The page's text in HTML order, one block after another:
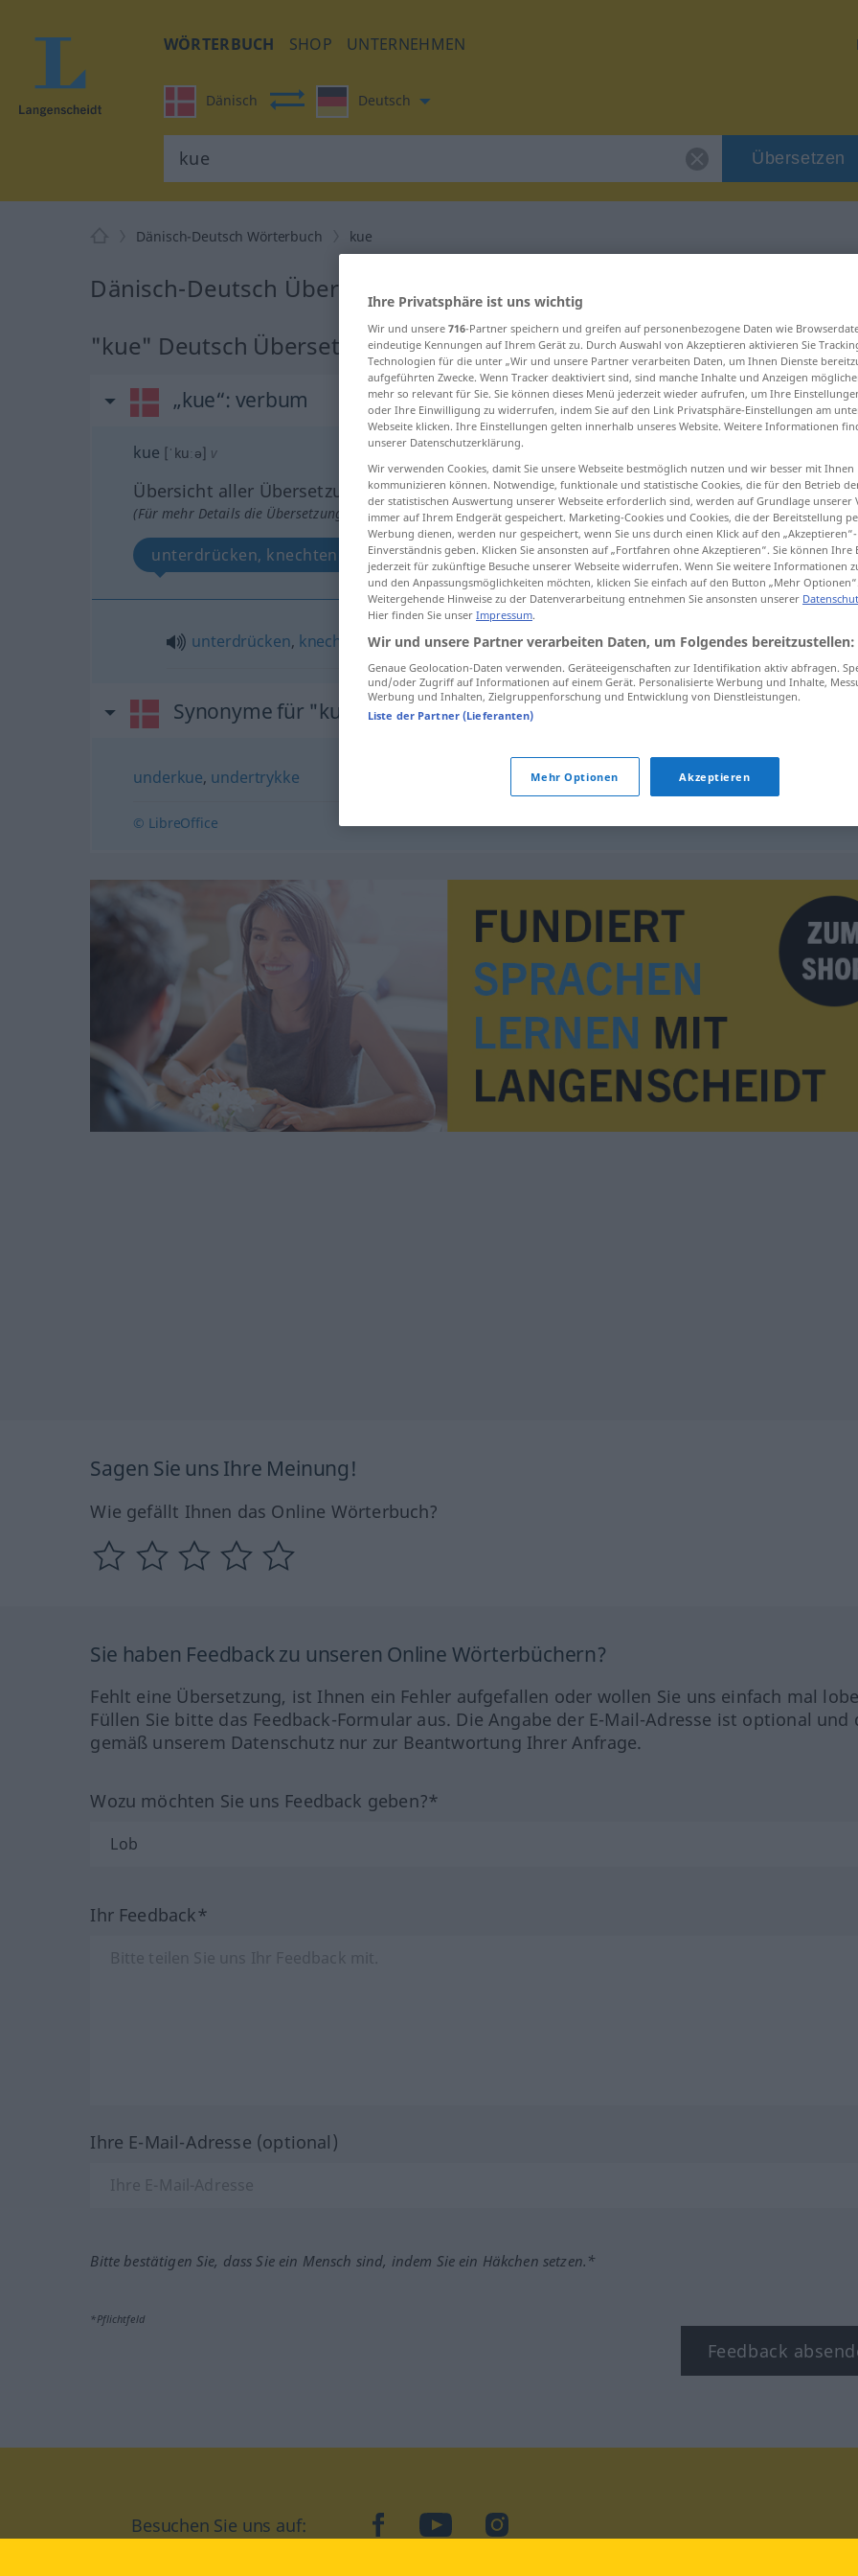
WÖRTERBUCH SHOP UNTERNEHMEN
Dänisch Deutsch
Übersetzen
Dänisch-Deutsch Wörterbuch kue
Dänisch-Deutsch Übersetzung für "kue"
"kue" Deutsch Übersetzung
„kue“: verbum
kue [ˈkuːə] v
Übersicht aller Übersetzungen
(Für mehr Details die Übersetzung anklicken/antippen)
unterdrücken, knechten
unterdrücken, knechten kue
Synonyme für "kue"
underkue, undertrykke
© LibreOffice
Sagen Sie uns Ihre Meinung!
Wie gefällt Ihnen das Online Wörterbuch?
Sie haben Feedback zu unseren Online Wörterbüchern?
Fehlt eine Übersetzung, ist Ihnen ein Fehler aufgefallen oder wollen Sie uns einfach mal
Füllen Sie bitte das Feedback-Formular aus. Die Angabe der E-Mail-Adresse ist optional und
gemäß unserem Datenschutz nur zur Beantwortung Ihrer Anfrage.
Wozu möchten Sie uns Feedback geben?*
Ihr Feedback*
Ihre E-Mail-Adresse (optional)
Bitte bestätigen Sie, dass Sie ein Mensch sind, indem Sie ein Häkchen setzen.*
*Pflichtfeld
Feedback
Besuchen Sie uns auf: facebookYouTubeInstagram
Ihre Privatsphäre ist uns wichtig
Wir und unsere 716-Partner speichern und greifen auf personenbezogene Daten wie
eindeutige Kennungen auf Ihrem Gerät zu. Durch Auswahl von Akzeptieren aktivieren Sie
Technologien für die unter „Wir und unsere Partner verarbeiten Daten, um Ihnen Dienste
aufgeführten Zwecke. Wenn Tracker deaktiviert sind, sind manche Inhalte und Anzeigen
mehr so relevant für Sie. Sie können dieses Menü jederzeit wieder aufrufen, um Ihre
oder Ihre Einwilligung zu widerrufen, indem Sie auf den Link Privatsphäre-Einstellungen am
Webseite klicken. Ihre Einstellungen gelten innerhalb unseres Website. Weitere Informationen
unserer Datenschutzerklärung.
Wir verwenden Cookies, damit Sie unsere Webseite bestmöglich nutzen und wir besser mit Ihnen
kommunizieren können. Notwendige, funktionale und statistische Cookies, die für den Betrieb
der statistischen Auswertung unserer Webseite erforderlich sind, werden auf Grundlage unserer
immer auf Ihrem Endgerät gespeichert. Marketing-Cookies und Cookies, die der Bereitstellung
Werbung dienen, werden nur gespeichert, wenn Sie uns durch einen Klick auf den
Einverständnis geben. Klicken Sie ansonsten auf „Fortfahren ohne Akzeptieren“. Sie können
jederzeit für zukünftige Besuche unserer Webseite widerrufen. Wenn Sie weitere Informationen
und den Anpassungsmöglichkeiten möchten, klicken Sie einfach auf den Button „Mehr
Weitergehende Hinweise zu der Datenverarbeitung entnehmen Sie ansonsten unserer
Hier finden Sie unser Impressum.
Wir und unsere Partner verarbeiten Daten, um Folgendes bereitzustellen:
Genaue Geolocation-Daten verwenden. Geräteeigenschaften zur Identifikation aktiv abfragen.
und/oder Zugriff auf Informationen auf einem Gerät. Personalisierte Werbung und Inhalte,
Werbung und Inhalten, Zielgruppenforschung und Entwicklung von Dienstleistungen.
Liste der Partner (Lieferanten)
Mehr Optionen Akzeptieren